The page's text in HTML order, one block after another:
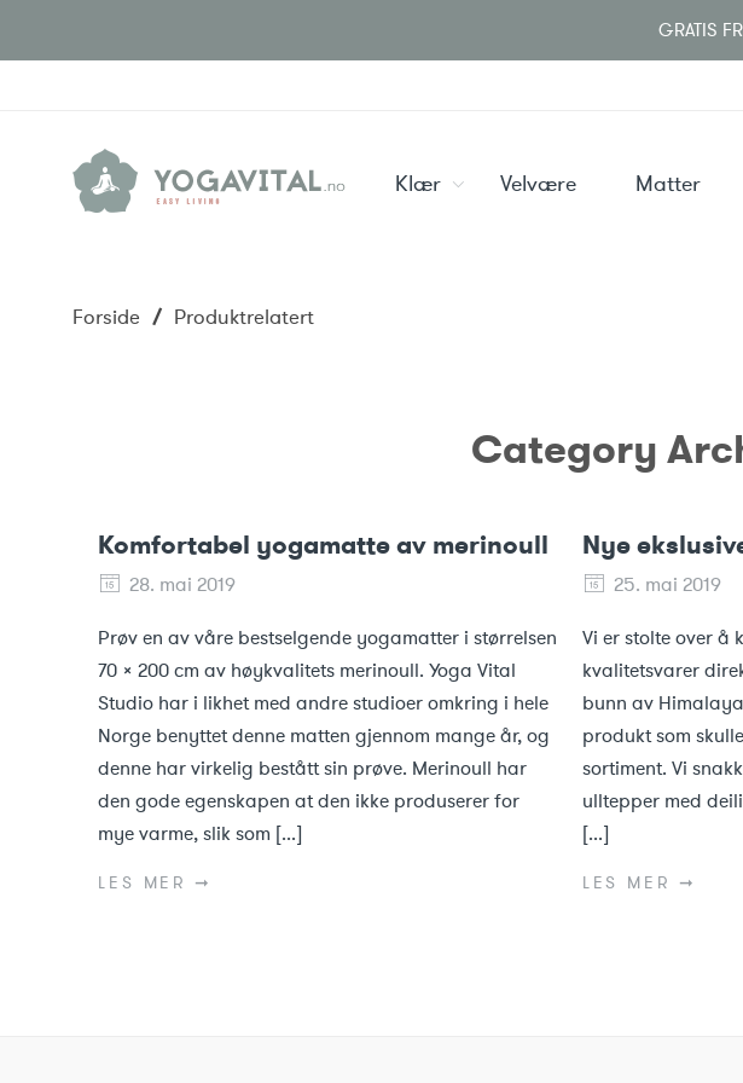
GRATIS
Klær Velvære Matter
Forside / Produktrelatert
Category
Komfortabel yogamatte av merinoull
28. mai 2019
Prøv en av våre bestselgende yogamatter i størrelsen
70 x 200 cm av høykvalitets merinoull. Yoga Vital
Studio har i likhet med andre studioer omkring i hele
Norge benyttet denne matten gjennom mange år, og
denne har virkelig bestått sin prøve. Merinoull har
den gode egenskapen at den ikke produserer for
mye varme, slik som [...]
LES MER ➞
Nye
25. mai 2019
Vi er stolte over å
kvalitetsvarer
bunn av
produkt som
sortiment. Vi
ulltepper med
[...]
LES MER ➞